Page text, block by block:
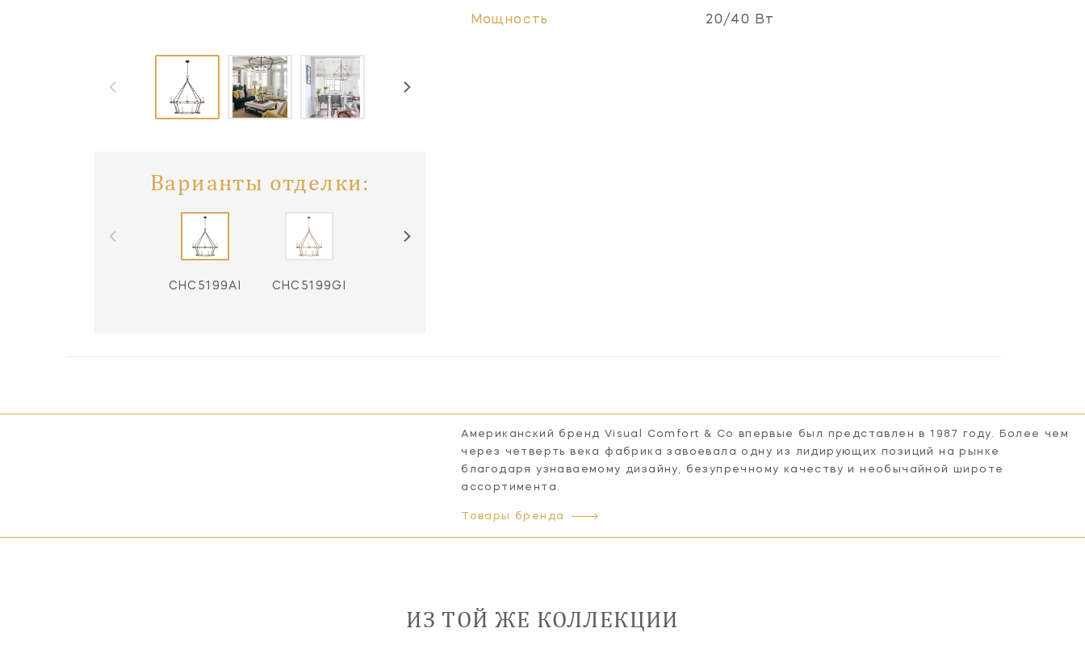
Варианты отделки:
CHC5199AI CHC5199GI
Мощность 20/40 Вт
Американский бренд Visual Comfort & Co впервые был представлен в 1987 году. Более чем
через четверть века фабрика завоевала одну из лидирующих позиций на рынке
благодаря узнаваемому дизайну, безупречному качеству и необычайной широте
ассортимента.
Товары бренда
ИЗ ТОЙ ЖЕ КОЛЛЕКЦИИ